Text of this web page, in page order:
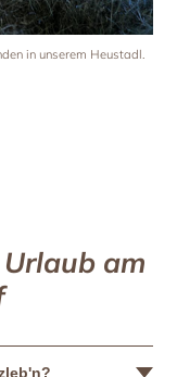
in unserem Heustadl.
am